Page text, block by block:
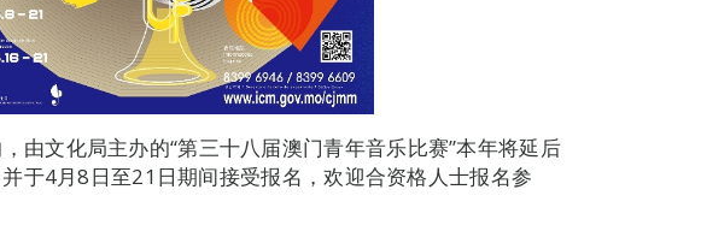
由文化局主办的“第三十八届澳门青年音乐比赛”本年将延后
于4月8日至21日期间接受报名，欢迎合资格人士报名参